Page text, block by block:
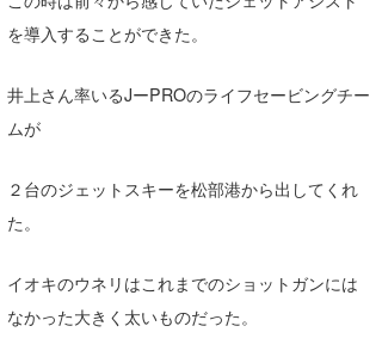
を導入することができた。
井上さん率いるJーPROのライフセービングチー
ムが
２台のジェットスキーを松部港から出してくれ
た。
イオキのウネリはこれまでのショットガンには
なかった大きく太いものだった。